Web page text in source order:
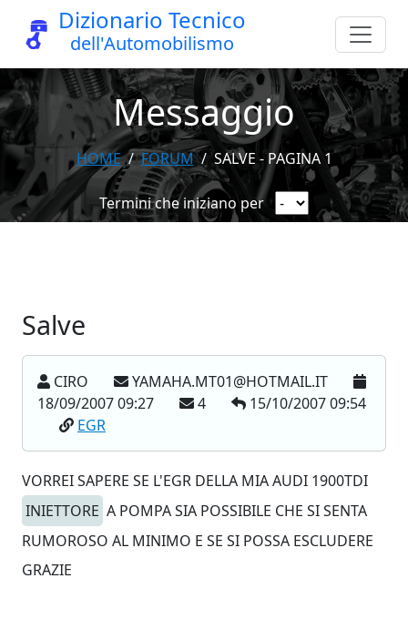
Dizionario Tecnico
dell'Automobilismo
Messaggio
HOME FORUM SALVE - PAGINA 1
Termini che iniziano per
Salve
CIRO
YAMAHA.MT01@HOTMAIL.IT
18/09/2007 09:27
4
15/10/2007 09:54
EGR
VORREI SAPERE SE L'EGR DELLA MIA AUDI 1900TDI
INIETTORE A POMPA SIA POSSIBILE CHE SI SENTA
RUMOROSO AL MINIMO E SE SI POSSA ESCLUDERE
GRAZIE